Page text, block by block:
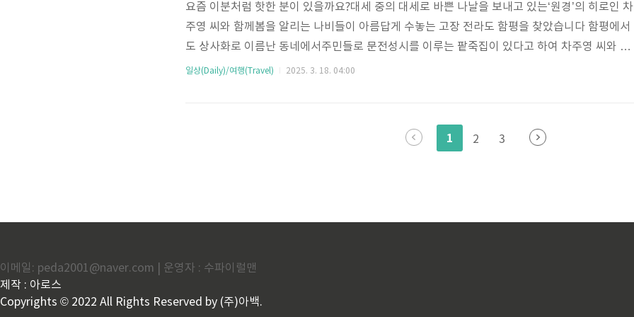
요즘 이분처럼 핫한 분이 있을까요?대세 중의 대세로 바쁜 나날을 보내고 있는‘원경’의 히로인 차
주영 씨와 함께봄을 알리는 나비들이 아름답게 수놓는 고장 전라도 함평을 찾았습니다 함평에서
도 상사화로 이름난 동네에서주민들로 문전성시를 이루는 팥죽집이 있다고 하여 차주영 씨와 함
께 들렀더랬죠 아니나 다를까 이름난 곳답게 한적한 마을과 달리 가게 안은 북적이더군요!팥죽이
이냐던 차주영 씨도 부드러운 팥죽 맛에 반해 함평에 오길 잘했다고 하더군요!동지팥죽 맛집 알
보기 함평의 자그마한 마을 어귀에 줄지어 먹는 맛집이 있다면 믿..
일상(Daily)/여행(Travel) 2025. 3. 18. 04:00
1 2 3
이메일: peda2001@naver.com | 운영자 : 수파이럴맨
제작 : 아로스
Copyrights © 2022 All Rights Reserved by (주)아백.